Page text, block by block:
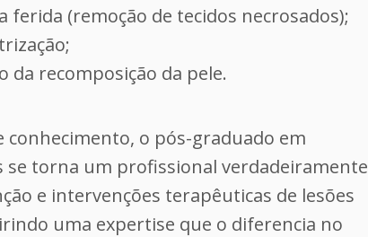
ferida (remoção de tecidos necrosados);
da recomposição da pele.
conhecimento, o pós-graduado em
torna um profissional verdadeiramente
e intervenções terapêuticas de lesões
uma expertise que o diferencia no